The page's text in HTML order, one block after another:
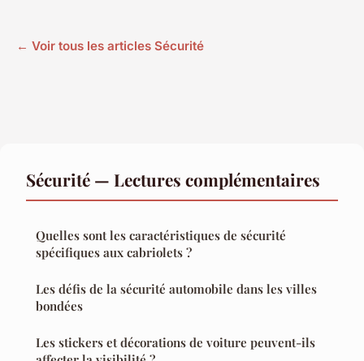
← Voir tous les articles Sécurité
Sécurité — Lectures complémentaires
Quelles sont les caractéristiques de sécurité
spécifiques aux cabriolets ?
Les défis de la sécurité automobile dans les villes
bondées
Les stickers et décorations de voiture peuvent-ils